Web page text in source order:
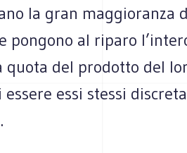
la gran maggioranza
pongono al riparo
quota del prodotto del
essi stessi